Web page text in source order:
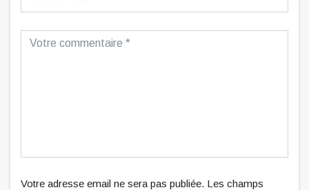
Votre adresse email ne sera pas publiée. Les champs